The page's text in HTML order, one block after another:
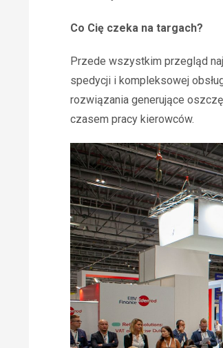
Co Cię czeka na targach?
Przede wszystkim przegląd
spedycji i kompleksowej
rozwiązania generujące
czasem pracy kierowców.